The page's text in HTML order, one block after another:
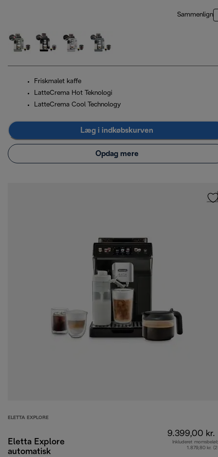
Sammenlign
Friskmalet kaffe
LatteCrema Hot Teknologi
LatteCrema Cool Technology
Læg i indkøbskurven
Opdag mere
ELETTA EXPLORE
Eletta Explore
automatisk
9.399,00 kr.
Inkluderet
1.879,80 kr.